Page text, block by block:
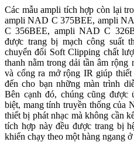
Các mẫu ampli tích hợp còn lại
ampli NAD C 375BEE, ampli
C 356BEE, ampli NAD C
được trang bị mạch công suất
chuyển đổi Soft Clipping chất
thanh nằm trong dải tần âm
và cổng ra mở rộng IR giúp
đến cho bạn những màn trình
Bên cạnh đó, chúng cũng được
biệt, mang tính truyền thống
thiết bị phát nhạc mà không cần
tích hợp này đều được trang bị
khiển chạy theo một hàng ngang